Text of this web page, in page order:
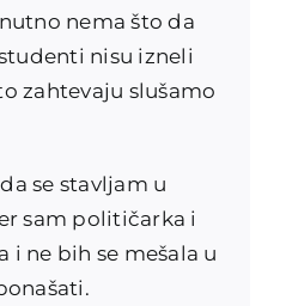
nema što da
nisu izneli
zahtevaju slušamo
se stavljam u
sam političarka i
i ne bih se mešala u